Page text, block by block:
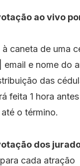
ao vivo
à caneta de uma
email e nome do
das
feita 1 hora
o término.
dos
cada atração